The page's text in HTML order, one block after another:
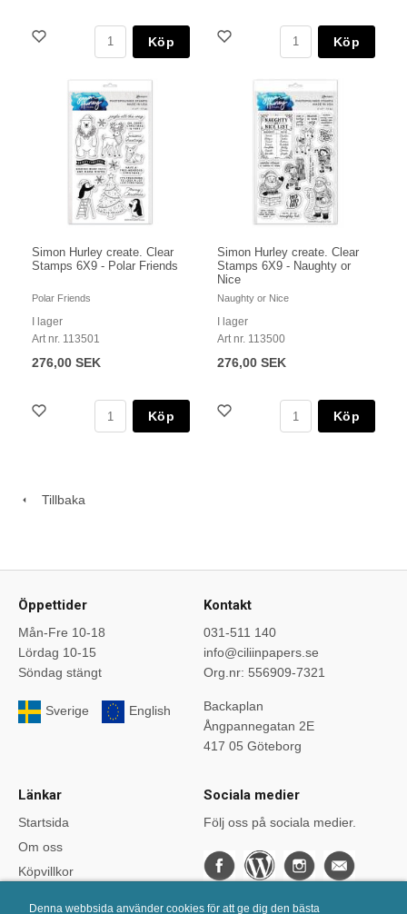
Denna webbsida använder cookies för att ge dig den bästa
Köp Köp
Simon Hurley create. Clear
Stamps 6X9 - Polar Friends
Polar Friends
I lager
Art nr. 113501
276,00 SEK
Köp
Simon Hurley create. Clear
Stamps 6X9 - Naughty or
Nice
Naughty or Nice
I lager
Art nr. 113500
276,00 SEK
Köp
Tillbaka
Öppettider
Mån-Fre 10-18
Lördag 10-15
Söndag stängt
Sverige English
Kontakt
031-511 140
info@ciliinpapers.se
Org.nr: 556909-7321
Backaplan
Ångpannegatan 2E
417 05 Göteborg
Länkar
Startsida
Om oss
Köpvillkor
Sociala medier
Följ oss på sociala medier.